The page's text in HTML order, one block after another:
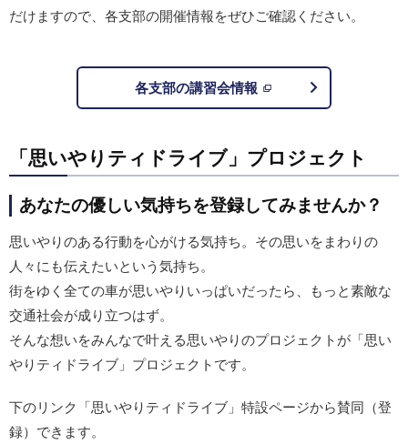
だけますので、各支部の開催情報をぜひご確認ください。
各支部の講習会情報
「思いやりティドライブ」プロジェクト
あなたの優しい気持ちを登録してみませんか？
思いやりのある行動を心がける気持ち。その思いをまわりの
人々にも伝えたいという気持ち。
街をゆく全ての車が思いやりいっぱいだったら、もっと素敵な
交通社会が成り立つはず。
そんな想いをみんなで叶える思いやりのプロジェクトが「思い
やりティドライブ」プロジェクトです。
下のリンク「思いやりティドライブ」特設ページから賛同（登
録）できます。